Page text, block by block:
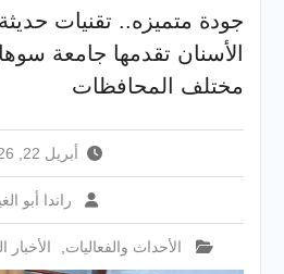
والخدمية بجامعة سوهاج
الجديدة
جامعة سوهاج تفتح
لطلاب الثانوية العامة
الإلكتروني للقبول
جودة متميزه.. تقنيات
الأسنان تقدمها جامعة
مختلف المحافظات
أبريل 22, 2026
راندا أبو
الأحداث والفعاليات الأخبار